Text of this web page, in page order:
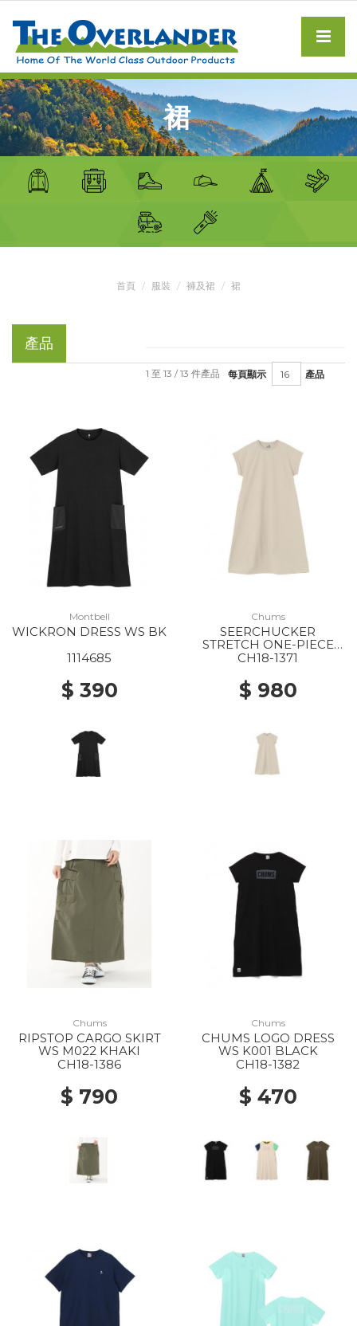
裙
首頁 服裝 褲及裙 裙
產品
每頁顯示 產品
1 至 13 / 13 件產品
Montbell
WICKRON DRESS WS BK
1114685
$ 390
Chums
SEERCHUCKER
STRETCH ONE-PIECE
WS G057 GREIGE
CH18-1371
$ 980
Chums
RIPSTOP CARGO SKIRT
WS M022 KHAKI
CH18-1386
$ 790
Chums
CHUMS LOGO DRESS
WS K001 BLACK
CH18-1382
$ 470